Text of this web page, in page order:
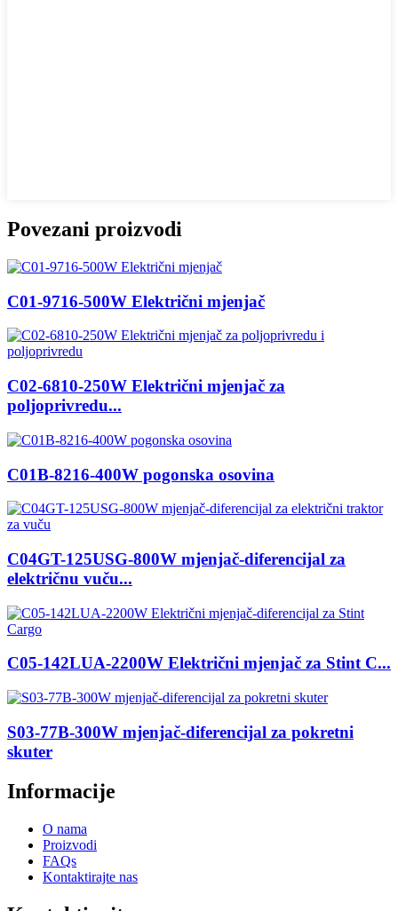
Povezani proizvodi
C01-9716-500W Električni mjenjač
C02-6810-250W Električni mjenjač za
poljoprivredu...
C01B-8216-400W pogonska osovina
C04GT-125USG-800W mjenjač-diferencijal za
električnu vuču...
C05-142LUA-2200W Električni mjenjač za Stint C...
S03-77B-300W mjenjač-diferencijal za pokretni
skuter
Informacije
O nama
Proizvodi
FAQs
Kontaktirajte nas